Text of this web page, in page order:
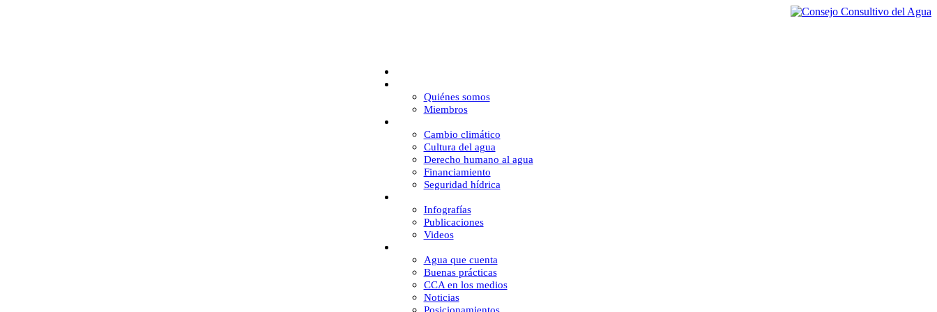
Quiénes somos
Miembros
Cambio climático
Cultura del agua
Derecho humano al agua
Financiamiento
Seguridad hídrica
Infografías
Publicaciones
Videos
Agua que cuenta
Buenas prácticas
CCA en los medios
Noticias